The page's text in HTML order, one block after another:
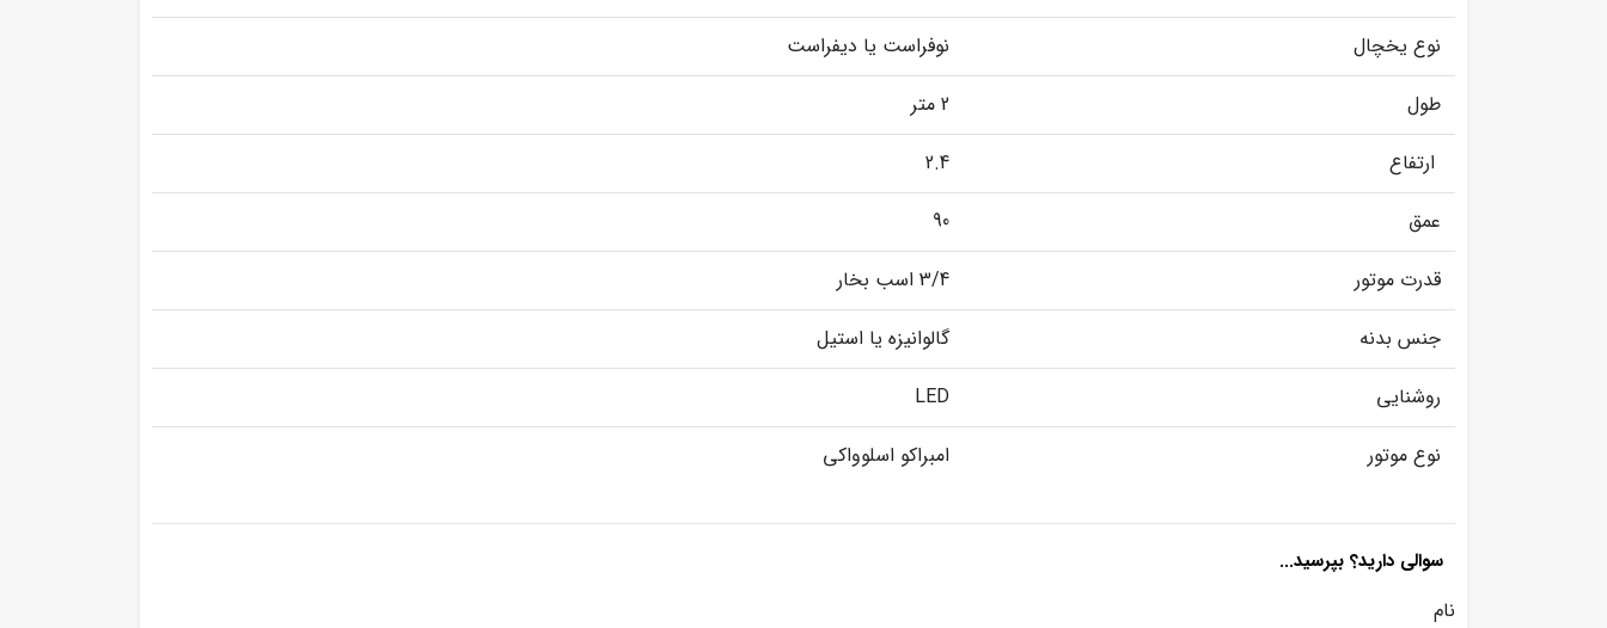
نوع یخچال
نوفراست یا دیفراست
طول
2 متر
ارتفاع
2.4
عمق
90
قدرت موتور
3/4 اسب بخار
جنس بدنه
گالوانیزه یا استیل
روشنایی
LED
نوع موتور
امبراکو اسلوواکی
سوالی دارید؟ بپرسید...
نام